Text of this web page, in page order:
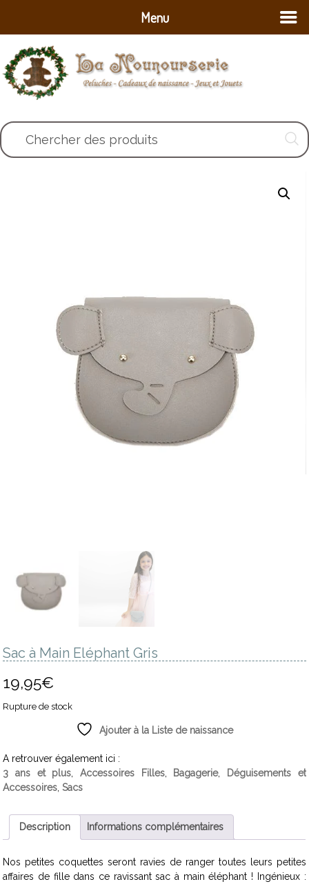
Chercher des produits
Sac à Main Eléphant Gris
19,95€
Rupture de stock
Ajouter à la Liste de naissance
A retrouver également ici :
3 ans et plus
Accessoires Filles, Bagagerie,
Déguisements et
Accessoires Sacs
Description Informations complémentaires
Nos petites coquettes seront ravies de ranger toutes leurs petites
affaires de fille dans ce ravissant sac à main éléphant ! Ingénieux :
Menu